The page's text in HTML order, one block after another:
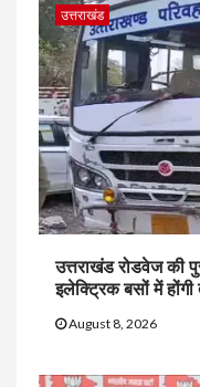
उत्तराखंड
उत्तराखंड रोडवेज की
इलेक्ट्रिक बसों में होंगी
August 8, 2026